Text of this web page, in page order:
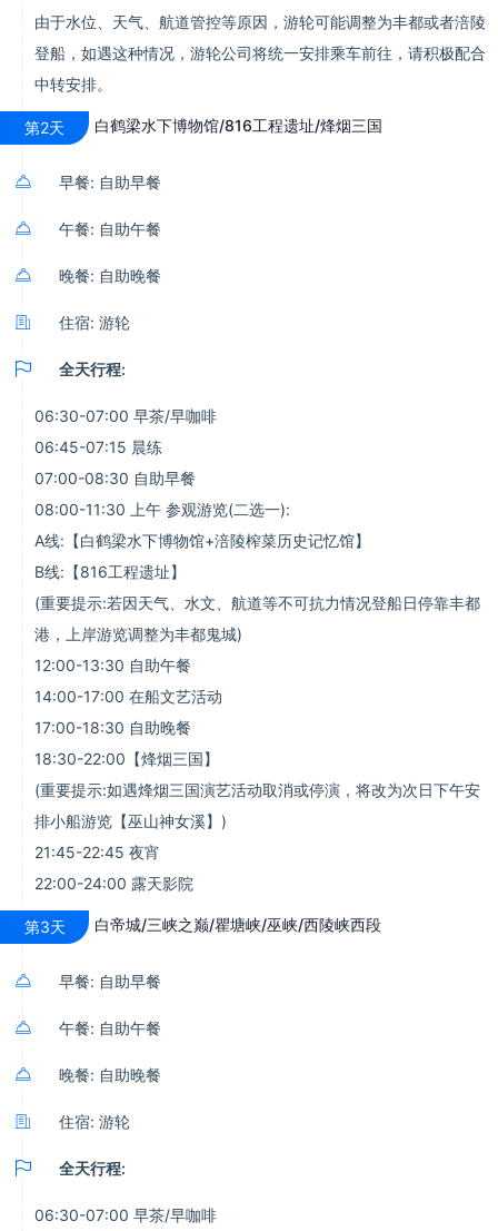
由于水位、天气、航道管控等原因，游轮可能调整为丰都或者涪陵
登船，如遇这种情况，游轮公司将统一安排乘车前往，请积极配合
中转安排。
第2天 白鹤梁水下博物馆/816工程遗址/烽烟三国
 早餐: 自助早餐
 午餐: 自助午餐
 晚餐: 自助晚餐
 住宿: 游轮
 全天行程:
06:30-07:00 早茶/早咖啡
06:45-07:15 晨练
07:00-08:30 自助早餐
08:00-11:30 上午 参观游览(二选一):
A线:【白鹤梁水下博物馆+涪陵榨菜历史记忆馆】
B线:【816工程遗址】
(重要提示:若因天气、水文、航道等不可抗力情况登船日停靠丰都
港，上岸游览调整为丰都鬼城)
12:00-13:30 自助午餐
14:00-17:00 在船文艺活动
17:00-18:30 自助晚餐
18:30-22:00【烽烟三国】
(重要提示:如遇烽烟三国演艺活动取消或停演，将改为次日下午安
排小船游览【巫山神女溪】)
21:45-22:45 夜宵
22:00-24:00 露天影院
第3天 白帝城/三峡之巅/瞿塘峡/巫峡/西陵峡西段
 早餐: 自助早餐
 午餐: 自助午餐
 晚餐: 自助晚餐
 住宿: 游轮
 全天行程:
06:30-07:00 早茶/早咖啡